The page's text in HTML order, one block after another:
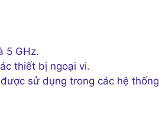
5 GHz.
thiết bị ngoại vi.
sử dụng trong các hệ thống